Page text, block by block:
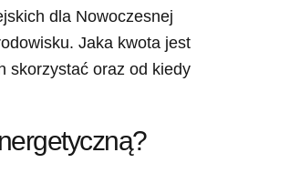
dla Nowoczesnej
Jaka kwota jest
skorzystać oraz od kiedy